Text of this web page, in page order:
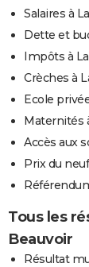
Salaires à
Dette et
Impôts à
Crèches à
Ecole
Maternités
Accès aux
Prix du
Tous les
Beauvoir
Résultat